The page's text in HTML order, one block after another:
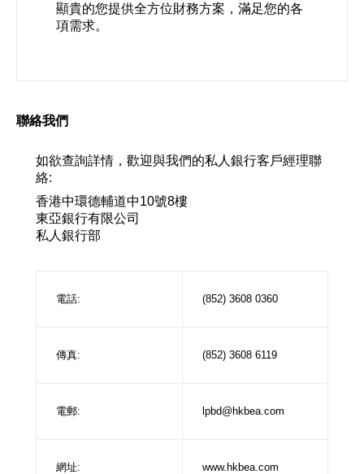
顯貴的您提供全方位財務方案，滿足您的各
項需求。
聯絡我們
如欲查詢詳情，歡迎與我們的私人銀行客戶經理聯
絡:
香港中環德輔道中10號8樓
東亞銀行有限公司
私人銀行部
電話: (852) 3608 0360
傳真: (852) 3608 6119
電郵: lpbd@hkbea.com
網址: www.hkbea.com